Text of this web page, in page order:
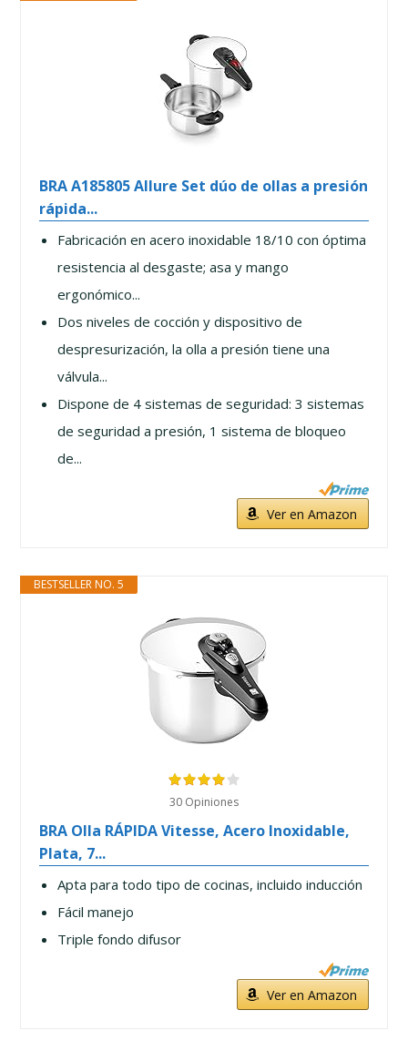
BRA A185805 Allure Set dúo de ollas a presión
rápida...
Fabricación en acero inoxidable 18/10 con óptima
resistencia al desgaste; asa y mango
ergonómico...
Dos niveles de cocción y dispositivo de
despresurización, la olla a presión tiene una
válvula...
Dispone de 4 sistemas de seguridad: 3 sistemas
de seguridad a presión, 1 sistema de bloqueo
de...
Ver en Amazon
BESTSELLER NO. 5
30 Opiniones
BRA Olla RÁPIDA Vitesse, Acero Inoxidable,
Plata, 7...
Apta para todo tipo de cocinas, incluido inducción
Fácil manejo
Triple fondo difusor
Ver en Amazon